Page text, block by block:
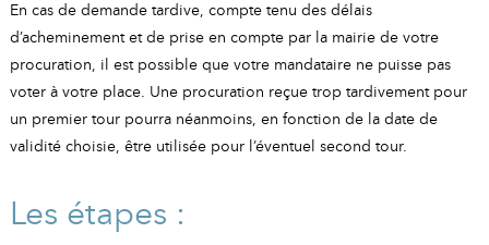
En cas de demande tardive, compte tenu des délais
d’acheminement et de prise en compte par la mairie de votre
procuration, il est possible que votre mandataire ne puisse pas
voter à votre place. Une procuration reçue trop tardivement pour
un premier tour pourra néanmoins, en fonction de la date de
validité choisie, être utilisée pour l’éventuel second tour.
Les étapes :